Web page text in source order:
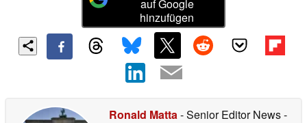
auf Google
hinzufügen
Ronald Matta- Senior Editor News-